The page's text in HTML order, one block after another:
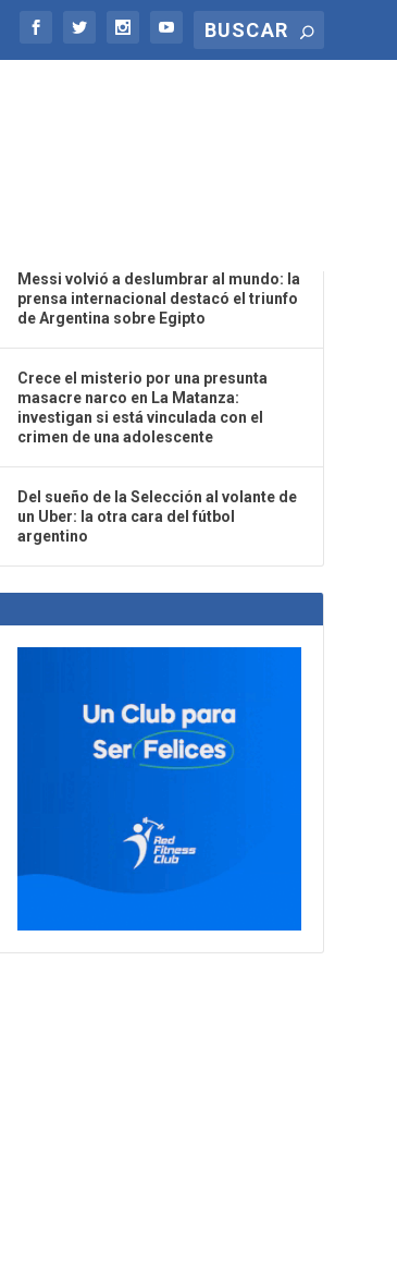
Messi volvió a deslumbrar al mundo: la
prensa internacional destacó el triunfo
de Argentina sobre Egipto
Crece el misterio por una presunta
masacre narco en La Matanza:
investigan si está vinculada con el
crimen de una adolescente
Del sueño de la Selección al volante de
un Uber: la otra cara del fútbol
argentino